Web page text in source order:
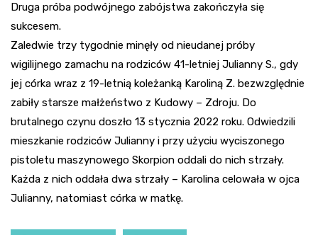
Druga próba podwójnego zabójstwa zakończyła się
sukcesem.
Zaledwie trzy tygodnie minęły od nieudanej próby
wigilijnego zamachu na rodziców 41-letniej Julianny S., gdy
jej córka wraz z 19-letnią koleżanką Karoliną Z. bezwzględnie
zabiły starsze małżeństwo z Kudowy – Zdroju. Do
brutalnego czynu doszło 13 stycznia 2022 roku. Odwiedzili
mieszkanie rodziców Julianny i przy użyciu wyciszonego
pistoletu maszynowego Skorpion oddali do nich strzały.
Każda z nich oddała dwa strzały – Karolina celowała w ojca
Julianny, natomiast córka w matkę.